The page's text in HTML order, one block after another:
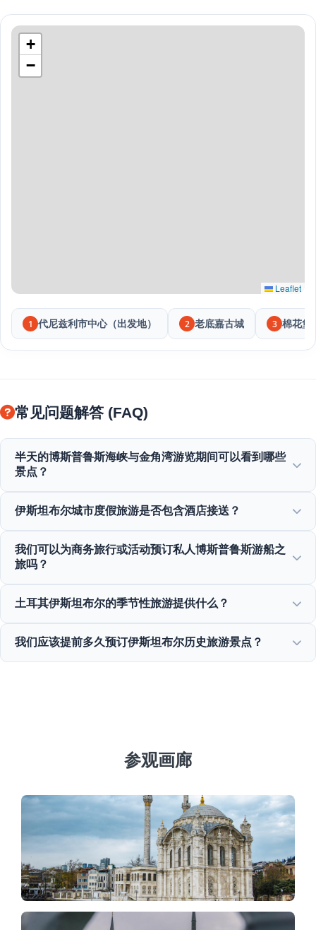
+
−
Leaflet
1 代尼兹利市中心（出发地） 2 老底嘉古城 3 棉花堡
常见问题解答 (FAQ)
半天的博斯普鲁斯海峡与金角湾游览期间可以看到哪些
景点？
清真寺、鲁梅利堡垒以及优雅奥斯曼别墅的壮丽景色。
伊斯坦布尔城市度假旅游是否包含酒店接送？
酒店提供便捷的酒店接送服务。
我们可以为商务旅行或活动预订私人博斯普鲁斯游船之
旅吗？
赁、企业活动以及私人博斯普鲁斯晚餐巡游。
土耳其伊斯坦布尔的季节性旅游提供什么？
到夏季的游船之旅、历史冬季游以及丰富的美食之旅。
我们应该提前多久预订伊斯坦布尔历史旅游景点？
参观画廊